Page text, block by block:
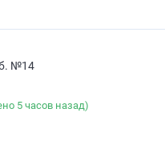
№14
5 часов назад)